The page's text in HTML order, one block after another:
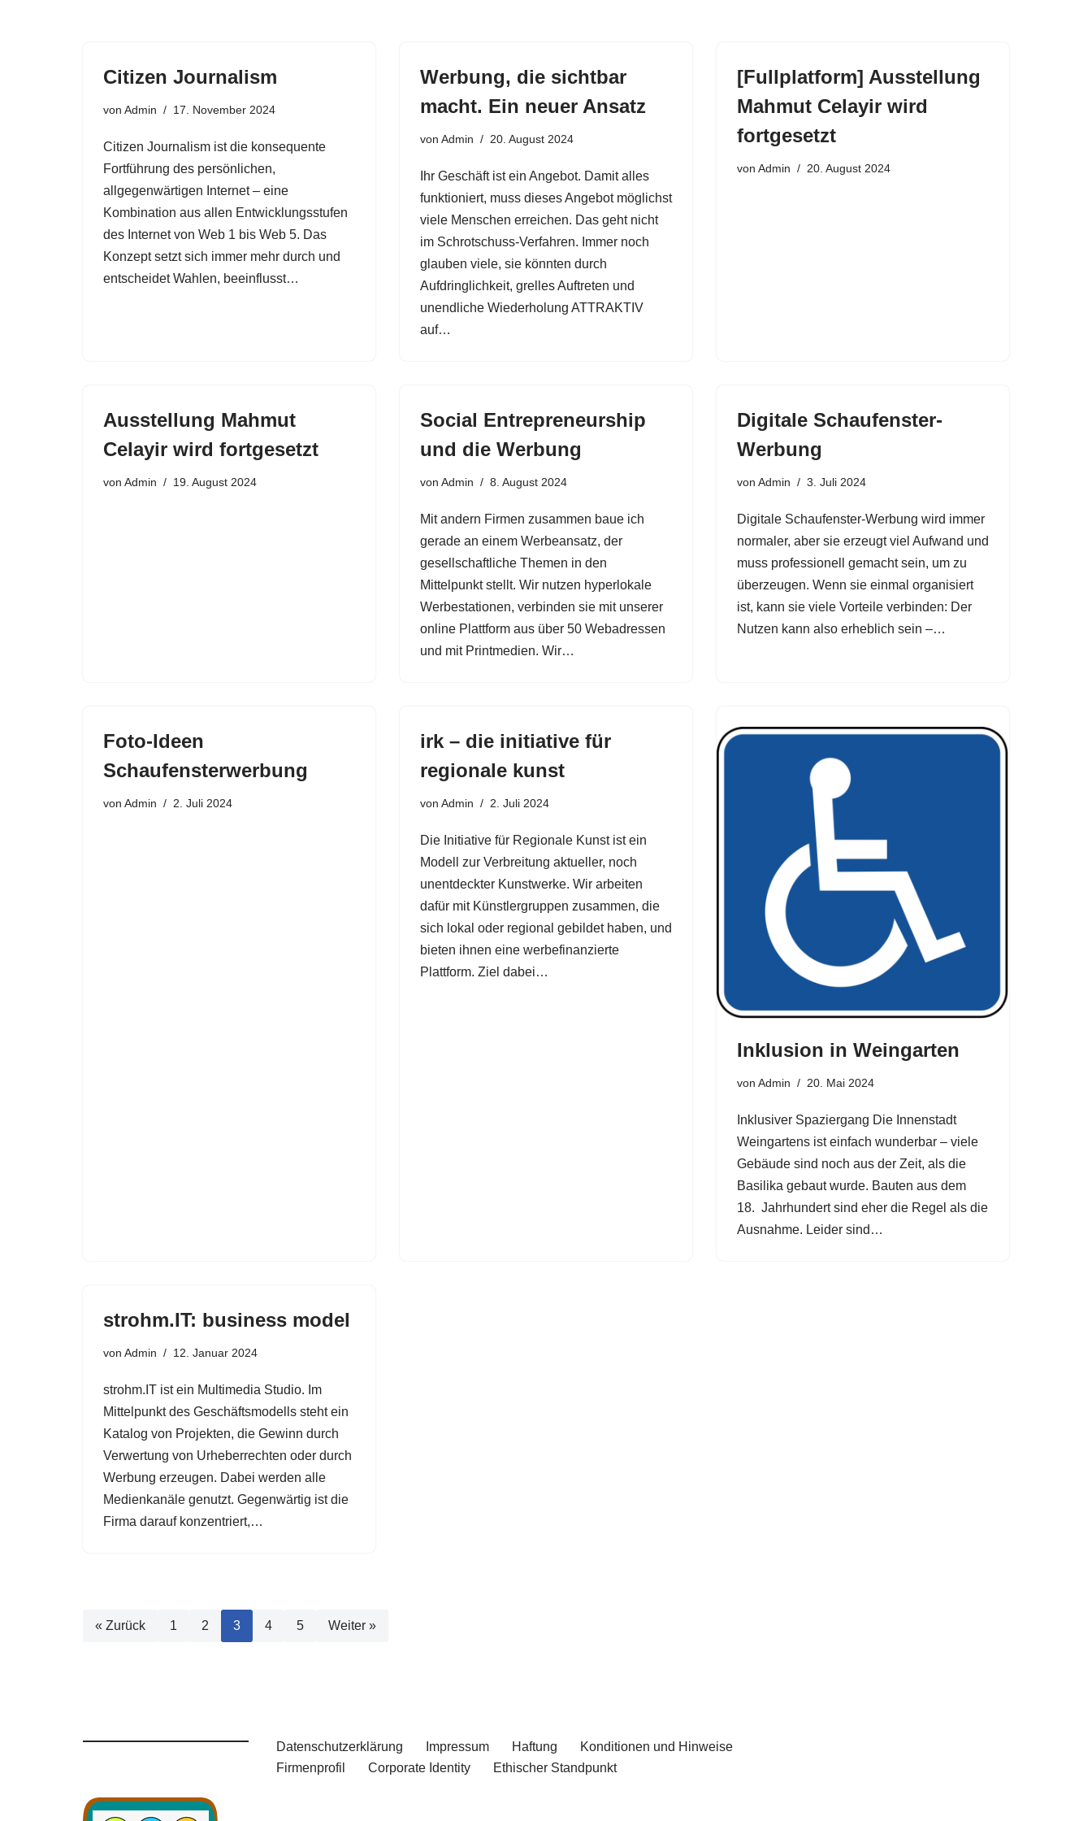
Citizen Journalism
von Admin 17. November 2024
Citizen Journalism ist die konsequente
Fortführung des persönlichen,
allgegenwärtigen Internet – eine
Kombination aus allen Entwicklungsstufen
des Internet von Web 1 bis Web 5. Das
Konzept setzt sich immer mehr durch und
entscheidet Wahlen, beeinflusst…
Werbung, die sichtbar
macht. Ein neuer Ansatz
von Admin 20. August 2024
Ihr Geschäft ist ein Angebot. Damit alles
funktioniert, muss dieses Angebot möglichst
viele Menschen erreichen. Das geht nicht
im Schrotschuss-Verfahren. Immer noch
glauben viele, sie könnten durch
Aufdringlichkeit, grelles Auftreten und
unendliche Wiederholung ATTRAKTIV
auf…
[Fullplatform] Ausstellung
Mahmut Celayir wird
fortgesetzt
von Admin 20. August 2024
Ausstellung Mahmut
Celayir wird fortgesetzt
von Admin 19. August 2024
Social Entrepreneurship
und die Werbung
von Admin 8. August 2024
Mit andern Firmen zusammen baue ich
gerade an einem Werbeansatz, der
gesellschaftliche Themen in den
Mittelpunkt stellt. Wir nutzen hyperlokale
Werbestationen, verbinden sie mit unserer
online Plattform aus über 50 Webadressen
und mit Printmedien. Wir…
Digitale Schaufenster-
Werbung
von Admin 3. Juli 2024
Digitale Schaufenster-Werbung wird immer
normaler, aber sie erzeugt viel Aufwand und
muss professionell gemacht sein, um zu
überzeugen. Wenn sie einmal organisiert
ist, kann sie viele Vorteile verbinden: Der
Nutzen kann also erheblich sein –…
Foto-Ideen
Schaufensterwerbung
von Admin 2. Juli 2024
irk – die initiative für
regionale kunst
von Admin 2. Juli 2024
Die Initiative für Regionale Kunst ist ein
Modell zur Verbreitung aktueller, noch
unentdeckter Kunstwerke. Wir arbeiten
dafür mit Künstlergruppen zusammen, die
sich lokal oder regional gebildet haben, und
bieten ihnen eine werbefinanzierte
Plattform. Ziel dabei…
Inklusion in Weingarten
von Admin 20. Mai 2024
Inklusiver Spaziergang Die Innenstadt
Weingartens ist einfach wunderbar – viele
Gebäude sind noch aus der Zeit, als die
Basilika gebaut wurde. Bauten aus dem
18. Jahrhundert sind eher die Regel als die
Ausnahme. Leider sind…
strohm.IT: business model
von Admin 12. Januar 2024
strohm.IT ist ein Multimedia Studio. Im
Mittelpunkt des Geschäftsmodells steht ein
Katalog von Projekten, die Gewinn durch
Verwertung von Urheberrechten oder durch
Werbung erzeugen. Dabei werden alle
Medienkanäle genutzt. Gegenwärtig ist die
Firma darauf konzentriert,…
« Zurück 1 2 3 4 5 Weiter »
Datenschutzerklärung Impressum Haftung
Konditionen und Hinweise
Firmenprofil
Corporate Identity Ethischer Standpunkt